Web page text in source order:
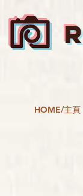
HOME/主頁